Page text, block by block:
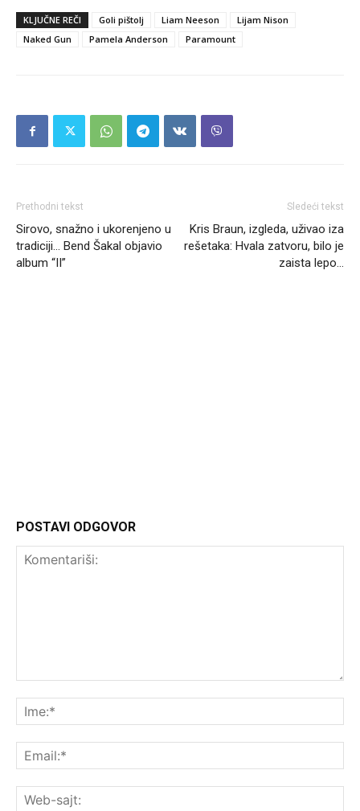
KLJUČNE REČI Goli pištolj Liam Neeson
Lijam Nison
Naked Gun
Pamela Anderson Paramount
Prethodni tekst
Sirovo, snažno i ukorenjeno u
tradiciji… Bend Šakal objavio
album “II”
Sledeći tekst
Kris Braun, izgleda, uživao iza
rešetaka: Hvala zatvoru, bilo je
zaista lepo…
POSTAVI ODGOVOR